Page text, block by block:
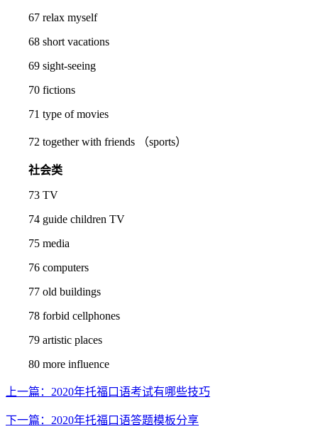
67 relax myself
68 short vacations
69 sight‐seeing
70 fictions
71 type of movies
72 together with friends （sports）
社会类
73 TV
74 guide children TV
75 media
76 computers
77 old buildings
78 forbid cellphones
79 artistic places
80 more influence
上一篇：2020年托福口语考试有哪些技巧
下一篇：2020年托福口语答题模板分享